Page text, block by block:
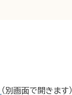
（別画面で開きます）